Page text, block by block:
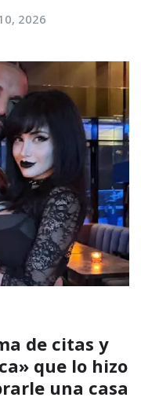
2026
de citas y
que lo hizo
una casa